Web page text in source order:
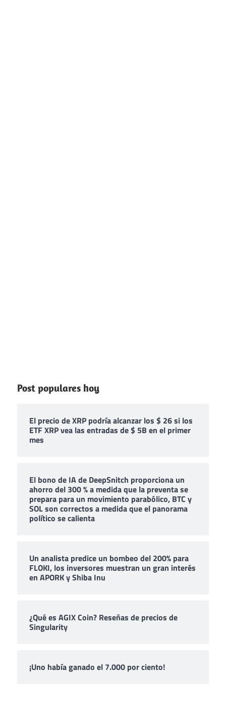
Post populares hoy
El precio de XRP podría alcanzar los $ 26 si los
ETF XRP vea las entradas de $ 5B en el primer
mes
El bono de IA de DeepSnitch proporciona un
ahorro del 300 % a medida que la preventa se
prepara para un movimiento parabólico, BTC y
SOL son correctos a medida que el panorama
político se calienta
Un analista predice un bombeo del 200% para
FLOKI, los inversores muestran un gran interés
en APORK y Shiba Inu
¿Qué es AGIX Coin? Reseñas de precios de
Singularity
¡Uno había ganado el 7.000 por ciento!